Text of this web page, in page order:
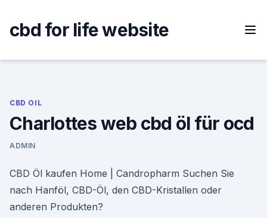
content
cbd for life website
CBD OIL
Charlottes web cbd öl für ocd
ADMIN
CBD Öl kaufen Home | Candropharm Suchen Sie
nach Hanföl, CBD-Öl, den CBD-Kristallen oder
anderen Produkten?